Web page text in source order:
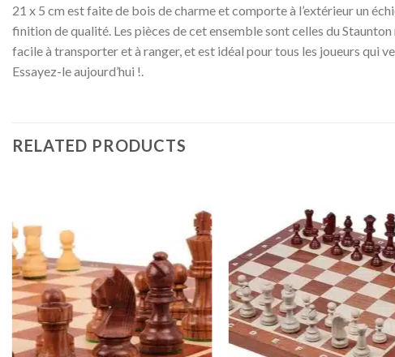
21 x 5 cm est faite de bois de charme et comporte à l’extérieur un
finition de qualité. Les pièces de cet ensemble sont celles du
facile à transporter et à ranger, et est idéal pour tous les joueurs qui
Essayez-le aujourd’hui !.
RELATED PRODUCTS